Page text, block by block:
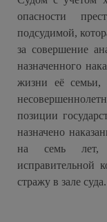
опасности
подсудимой,
за совершение
назначенного
жизни её семьи,
позиции
назначено
на семь лет,
исправительной
стражу в зале суда.